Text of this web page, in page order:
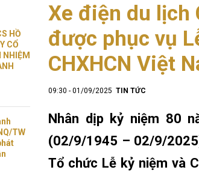
HỒ
CỔ
NHIỆM
TW
Xe điện du lịch
được phục vụ
CHXHCN Việt
09:30 - 01/09/2025 TIN TỨC
Nhân dịp kỷ niệm 80
(02/9/1945 – 02/9/
Tổ chức Lễ kỷ niệm và